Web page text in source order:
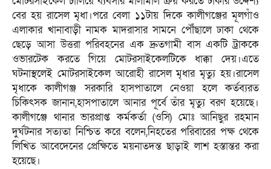
বের হয় রাসেল মৃধা।পরে বেলা ১১টায় দিকে কালীগঞ্জের মূলগাঁও
এলাকার খানাবাড়ী নামক মাদরাসার সামনে পৌঁছালে ঢাকা থেকে
ছেড়ে আসা উত্তরা পরিবহনের এক দ্রুতগামী বাস একটি ট্রাককে
ওভারটেক করতে গিয়ে মোটরসাইকেলটিকে ধাক্কা দেয়।এতে
ঘটনাস্থলেই মোটরসাইকেল আরোহী রাসেল মৃধার মৃত্যু হয়।রাসেল
মৃধাকে কালীগঞ্জ সরকারি হাসপাতালে নেওয়া হলে কর্তব্যরত
চিকিৎসক জানান,হাসপাতালে আনার পূর্বে তাঁর মৃত্যু বরণ হয়েছে।
কালীগঞ্জে থানার ভারপ্রাপ্ত কর্মকর্তা (ওসি) মোঃ আনিছুর রহমান
দুর্ঘটনার সত্যতা নিশ্চিত করে বলেন,নিহতের পরিবারের পক্ষ থেকে
লিখিত আবেদেনের প্রেক্ষিতে ময়নাতদন্ত ছাড়াই লাশ হস্তান্তর করা
হয়েছে।